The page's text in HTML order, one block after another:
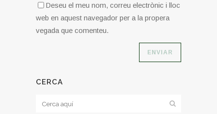
Deseu el meu nom, correu electrònic i lloc
web en aquest navegador per a la propera
vegada que comenteu.
CERCA